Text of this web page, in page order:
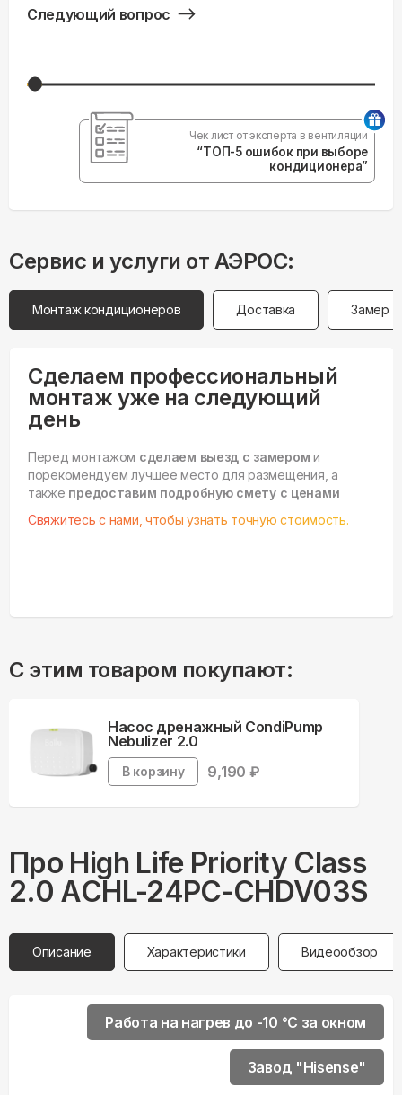
Следующий вопрос
Чек лист от эксперта в вентиляции
“ТОП-5 ошибок при выборе
кондиционера”
Сервис и услуги от АЭРОС:
Монтаж кондиционеров Доставка Замер
Сделаем профессиональный
монтаж уже на следующий
день
Перед монтажом сделаем выезд с замером и
порекомендуем лучшее место для размещения, а
также предоставим подробную смету с ценами
Свяжитесь с нами, чтобы узнать точную стоимость.
С этим товаром покупают:
Насос дренажный CondiPump
Nebulizer 2.0
В корзину 9,190 ₽
Про High Life Priority Class
2.0 ACHL-24PC-CHDV03S
Описание Характеристики Видеообзор
Работа на нагрев до -10 °С за окном
Завод "Hisense"